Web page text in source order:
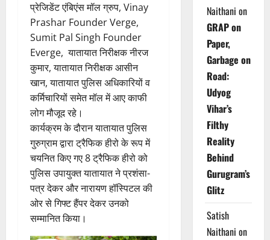
प्रेजिडेंट एंबिएंस मॉल ग्रुप, Vinay
Prashar Founder Verge,
Sumit Pal Singh Founder
Everge, यातायात निरीक्षक नीरज
कुमार, यातायात निरीक्षक आसीन
खान, यातायात पुलिस अधिकारियों व
कर्मिचारियों समेत मॉल में आए काफी
लोग मौजूद रहे।
कार्यक्रम के दौरान यातायात पुलिस
गुरुग्राम द्वारा ट्रैफिक हीरो के रूप में
चयनित किए गए 8 ट्रैफिक हीरो को
पुलिस उपायुक्त यातायात ने प्रशंसा-
पत्र देकर और नारायण हॉस्पिटल की
ओर से गिफ्ट हैंपर देकर उनको
सम्मानित किया।
Naithani on
GRAP on
Paper,
Garbage on
Road:
Udyog
Vihar’s
Filthy
Reality
Behind
Gurugram’s
Glitz
Satish
Naithani on